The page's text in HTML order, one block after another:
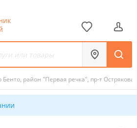
Бенто, район "Первая речка", пр-т Острякова,